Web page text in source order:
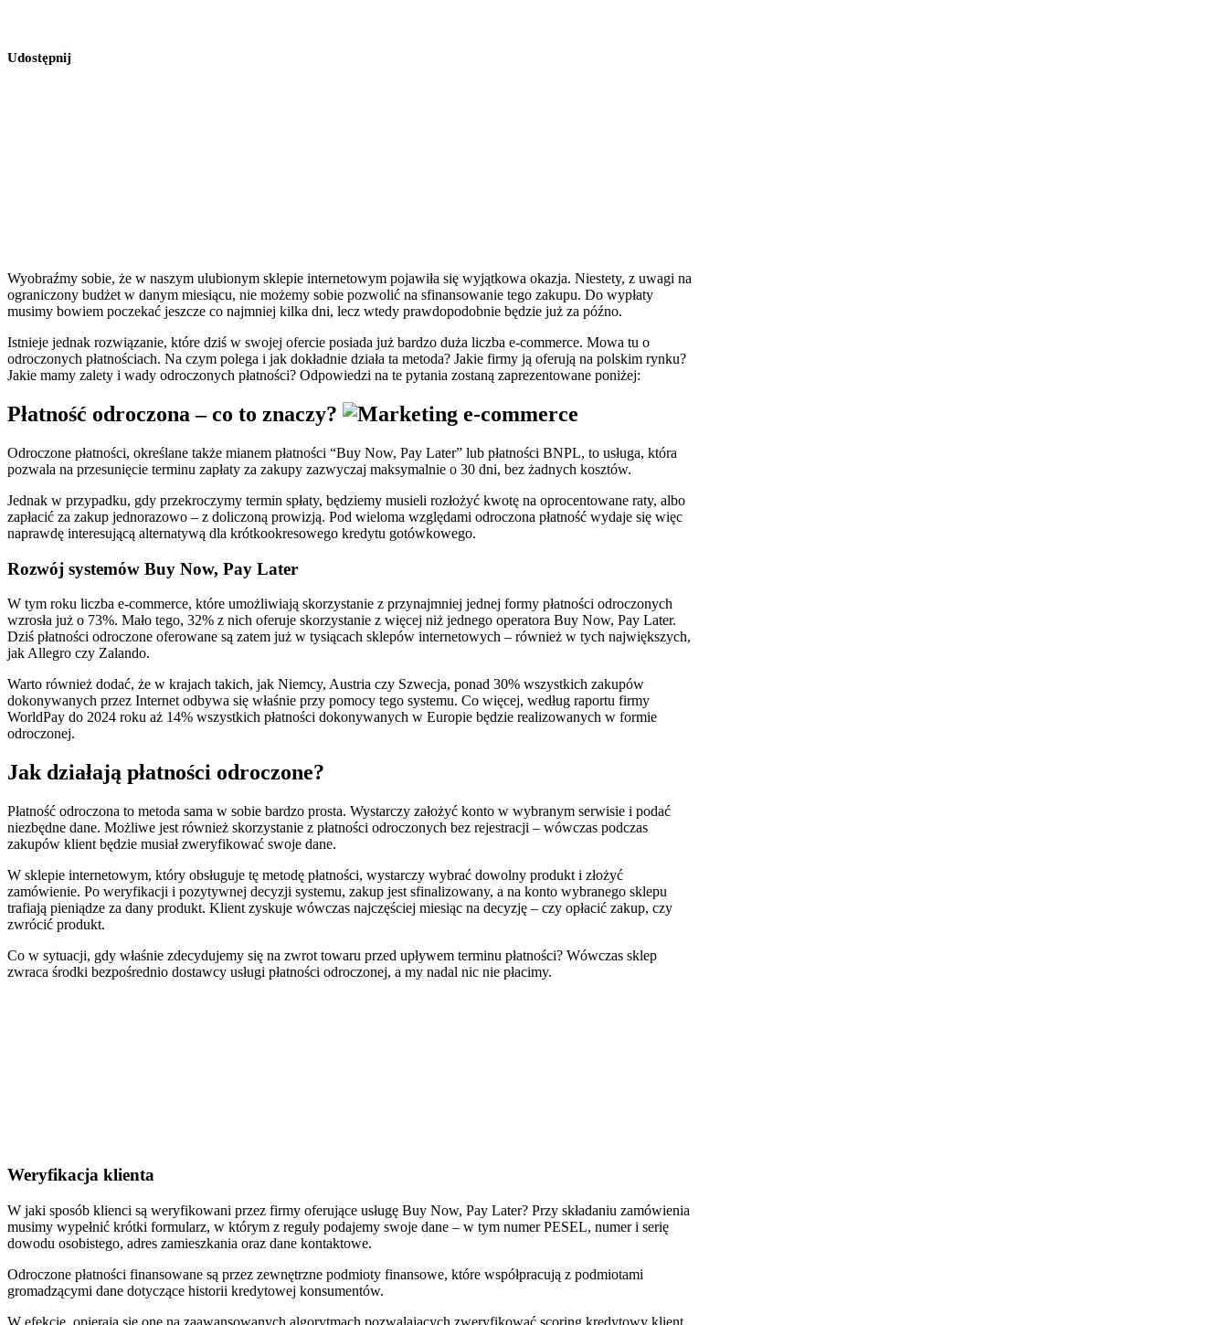
Udostępnij
Wyobraźmy sobie, że w naszym ulubionym sklepie internetowym pojawiła się wyjątkowa okazja. Niestety, z uwagi na
ograniczony budżet w danym miesiącu, nie możemy sobie pozwolić na sfinansowanie tego zakupu. Do wypłaty
musimy bowiem poczekać jeszcze co najmniej kilka dni, lecz wtedy prawdopodobnie będzie już za późno.
Istnieje jednak rozwiązanie, które dziś w swojej ofercie posiada już bardzo duża liczba e-commerce. Mowa tu o
odroczonych płatnościach. Na czym polega i jak dokładnie działa ta metoda? Jakie firmy ją oferują na polskim rynku?
Jakie mamy zalety i wady odroczonych płatności? Odpowiedzi na te pytania zostaną zaprezentowane poniżej:
Płatność odroczona – co to znaczy?
Odroczone płatności, określane także mianem płatności “Buy Now, Pay Later” lub płatności BNPL, to usługa, która
pozwala na przesunięcie terminu zapłaty za zakupy zazwyczaj maksymalnie o 30 dni, bez żadnych kosztów.
Jednak w przypadku, gdy przekroczymy termin spłaty, będziemy musieli rozłożyć kwotę na oprocentowane raty, albo
zapłacić za zakup jednorazowo – z doliczoną prowizją. Pod wieloma względami odroczona płatność wydaje się więc
naprawdę interesującą alternatywą dla krótkookresowego kredytu gotówkowego.
Rozwój systemów Buy Now, Pay Later
W tym roku liczba e-commerce, które umożliwiają skorzystanie z przynajmniej jednej formy płatności odroczonych
wzrosła już o 73%. Mało tego, 32% z nich oferuje skorzystanie z więcej niż jednego operatora Buy Now, Pay Later.
Dziś płatności odroczone oferowane są zatem już w tysiącach sklepów internetowych – również w tych największych,
jak Allegro czy Zalando.
Warto również dodać, że w krajach takich, jak Niemcy, Austria czy Szwecja, ponad 30% wszystkich zakupów
dokonywanych przez Internet odbywa się właśnie przy pomocy tego systemu. Co więcej, według raportu firmy
WorldPay do 2024 roku aż 14% wszystkich płatności dokonywanych w Europie będzie realizowanych w formie
odroczonej.
Jak działają płatności odroczone?
Płatność odroczona to metoda sama w sobie bardzo prosta. Wystarczy założyć konto w wybranym serwisie i podać
niezbędne dane. Możliwe jest również skorzystanie z płatności odroczonych bez rejestracji – wówczas podczas
zakupów klient będzie musiał zweryfikować swoje dane.
W sklepie internetowym, który obsługuje tę metodę płatności, wystarczy wybrać dowolny produkt i złożyć
zamówienie. Po weryfikacji i pozytywnej decyzji systemu, zakup jest sfinalizowany, a na konto wybranego sklepu
trafiają pieniądze za dany produkt. Klient zyskuje wówczas najczęściej miesiąc na decyzję – czy opłacić zakup, czy
zwrócić produkt.
Co w sytuacji, gdy właśnie zdecydujemy się na zwrot towaru przed upływem terminu płatności? Wówczas sklep
zwraca środki bezpośrednio dostawcy usługi płatności odroczonej, a my nadal nic nie płacimy.
Weryfikacja klienta
W jaki sposób klienci są weryfikowani przez firmy oferujące usługę Buy Now, Pay Later? Przy składaniu zamówienia
musimy wypełnić krótki formularz, w którym z reguły podajemy swoje dane – w tym numer PESEL, numer i serię
dowodu osobistego, adres zamieszkania oraz dane kontaktowe.
Odroczone płatności finansowane są przez zewnętrzne podmioty finansowe, które współpracują z podmiotami
gromadzącymi dane dotyczące historii kredytowej konsumentów.
W efekcie, opierają się one na zaawansowanych algorytmach pozwalających zweryfikować scoring kredytowy klient.